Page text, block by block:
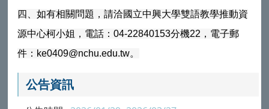
四、如有相關問題，請洽國立中興大學雙語教學推動資
源中心柯小姐，電話：04-22840153分機22，電子郵
件：ke0409@nchu.edu.tw。
公告資訊